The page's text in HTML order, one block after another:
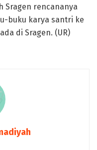
Sragen rencananya
buku karya santri ke
di Sragen. (UR)